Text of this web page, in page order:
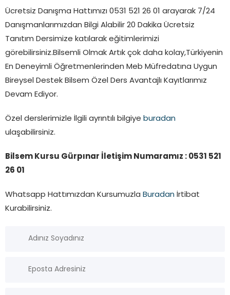
Ücretsiz Danışma Hattımızı 0531 521 26 01 arayarak 7/24
Danışmanlarımızdan Bilgi Alabilir 20 Dakika Ücretsiz
Tanıtım Dersimize katılarak eğitimlerimizi
görebilirsiniz.Bilsemli Olmak Artık çok daha kolay,Türkiyenin
En Deneyimli Öğretmenlerinden Meb Müfredatına Uygun
Bireysel Destek Bilsem Özel Ders Avantajlı Kayıtlarımız
Devam Ediyor.
Özel derslerimizle İlgili ayrıntılı bilgiye buradan
ulaşabilirsiniz.
Bilsem Kursu Gürpınar İletişim Numaramız : 0531 521
26 01
Whatsapp Hattımızdan Kursumuzla Buradan İrtibat
Kurabilirsiniz.